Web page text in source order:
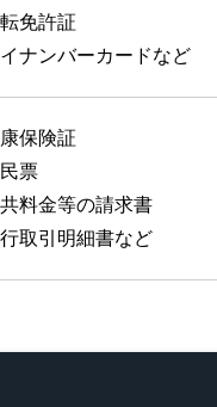
免許証
ナンバーカードなど
保険証
票
料金等の請求書
取引明細書など